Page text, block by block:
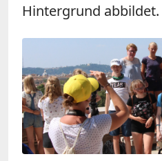
Hintergrund abbildet.